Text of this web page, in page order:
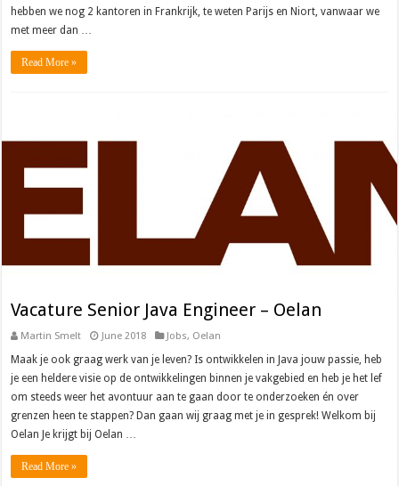
hebben we nog 2 kantoren in Frankrijk, te weten Parijs en Niort, vanwaar we
met meer dan …
Read More »
Vacature Senior Java Engineer – Oelan
Martin Smelt June 2018 Jobs, Oelan
Maak je ook graag werk van je leven? Is ontwikkelen in Java jouw passie, heb
je een heldere visie op de ontwikkelingen binnen je vakgebied en heb je het lef
om steeds weer het avontuur aan te gaan door te onderzoeken én over
grenzen heen te stappen? Dan gaan wij graag met je in gesprek! Welkom bij
Oelan Je krijgt bij Oelan …
Read More »